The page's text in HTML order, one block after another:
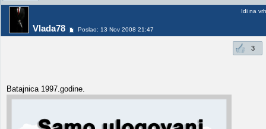
Vlada78 Poslao: 13 Nov 2008 21:47
Idi na vrh
3
Batajnica 1997.godine.